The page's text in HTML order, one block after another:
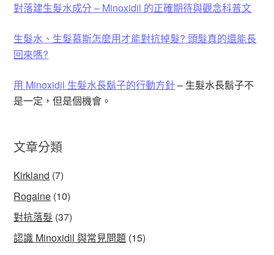
對落建生髮水成分 – Minoxidil 的正確期待與觀念科普文
生髮水、生髮慕斯怎麼用才能對抗掉髮? 頭髮真的還能長
回來嗎?
用 Minoxidil 生髮水長鬍子的行動方針– 生髮水長鬍子不
是一定，但是個機會。
文章分類
Kirkland (7)
Rogaine (10)
對抗落髮 (37)
認識 Minoxidil 與常見問題 (15)